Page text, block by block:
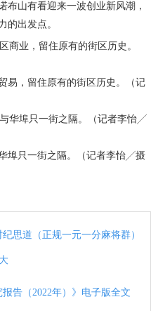
布山有看迎来一波创业新风潮，
的出发点。
易，留住原有的街区历史。（记
埠只一街之隔。（记者李怡╱摄
思道（正规一元一分麻将群）
报告（2022年）》电子版全文